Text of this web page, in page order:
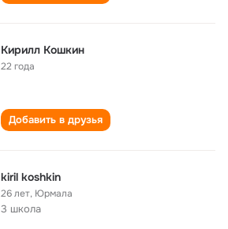
Кирилл Кошкин
22 года
Добавить в друзья
kiril koshkin
26 лет, Юрмала
3 школа